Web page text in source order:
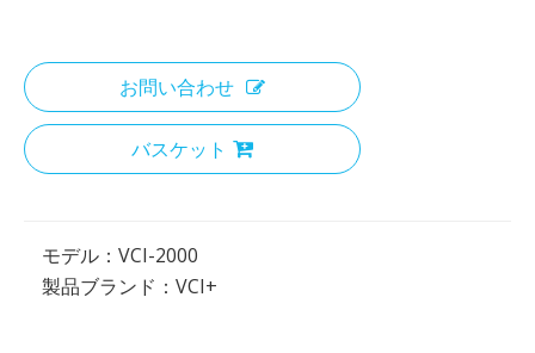
お問い合わせ
バスケット
モデル： VCI-2000
製品ブランド： VCI+